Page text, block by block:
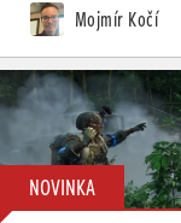
Mojmír Kočí
NOVINKA